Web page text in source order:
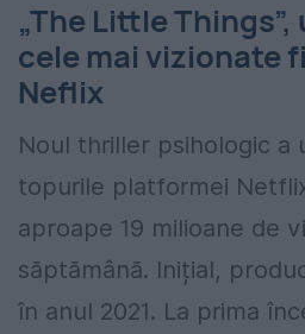
„The Little
cele mai vizionate
Neflix
Noul thriller psihologic a
topurile platformei
aproape 19 milioane de
săptămână. Inițial,
în anul 2021. La prima